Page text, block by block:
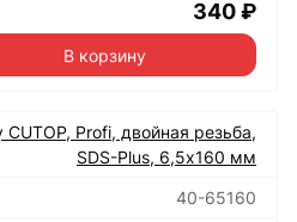
340 ₽
В корзину
CUTOP, Profi, двойная резьба,
SDS-Plus, 6,5х160 мм
40-65160